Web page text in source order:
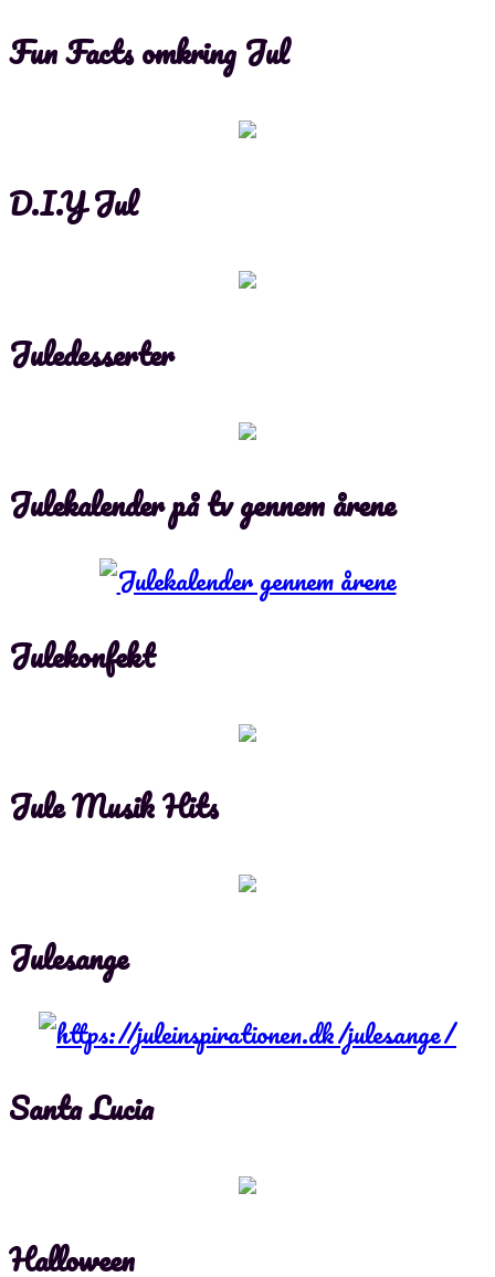
Fun Facts omkring Jul
D.I.Y Jul
Juledesserter
Julekalender på tv gennem årene
Julekonfekt
Jule Musik Hits
Julesange
Santa Lucia
Halloween